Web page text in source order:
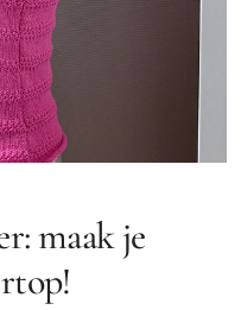
maak je